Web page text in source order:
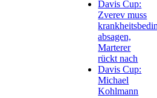
Davis Cup:
Zverev muss
absagen,
Marterer
rückt nach
Davis Cup:
Michael
Kohlmann